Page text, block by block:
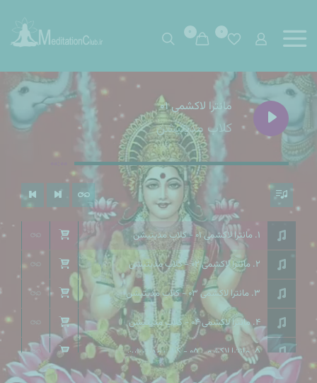
0
0
مانترا لاکشمی 01
کلاب مدیتیشن
1. مانترا لاکشمی 01 - کلاب مدیتیشن
2. مانترا لاکشمی 02 - کلاب مدیتیشن
3. مانترا لاکشمی 03 - کلاب مدیتیشن
4. مانترا لاکشمی 04 - کلاب مدیتیشن
5. مانترا لاکشمی 05 - کلاب مدیتیشن